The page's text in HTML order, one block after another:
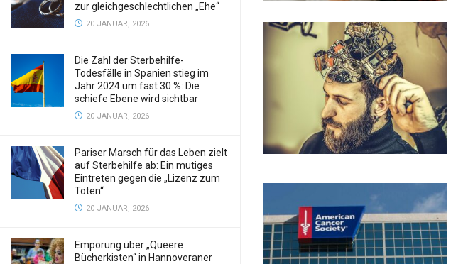
zur gleichgeschlechtlichen „Ehe“
20 JANUAR, 2026
Die Zahl der Sterbehilfe-
Todesfälle in Spanien stieg im
Jahr 2024 um fast 30 %: Die
schiefe Ebene wird sichtbar
20 JANUAR, 2026
Pariser Marsch für das Leben zielt
auf Sterbehilfe ab: Ein mutiges
Eintreten gegen die „Lizenz zum
Töten“
20 JANUAR, 2026
Empörung über „Queere
Bücherkisten“ in Hannoveraner